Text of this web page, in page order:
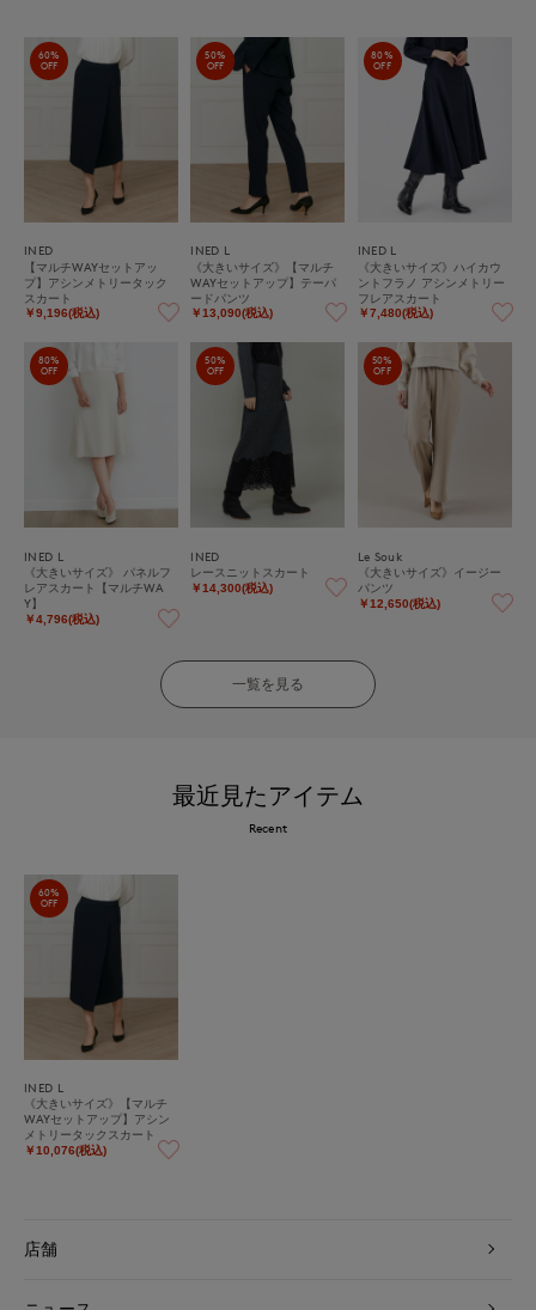
60%
OFF
INED
【マルチWAYセットアッ
プ】アシンメトリータック
スカート
￥9,196(税込)
50%
OFF
INED L
《大きいサイズ》【マルチ
WAYセットアップ】テーパ
ードパンツ
￥13,090(税込)
80%
OFF
INED L
《大きいサイズ》ハイカウ
ントフラノ アシンメトリー
フレアスカート
￥7,480(税込)
80%
OFF
INED L
《大きいサイズ》 パネルフ
レアスカート【マルチWA
Y】
￥4,796(税込)
50%
OFF
INED
レースニットスカート
￥14,300(税込)
50%
OFF
Le Souk
《大きいサイズ》イージー
パンツ
￥12,650(税込)
一覧を見る
最近見たアイテム
Recent
60%
OFF
INED L
《大きいサイズ》【マルチ
WAYセットアップ】アシン
メトリータックスカート
￥10,076(税込)
店舗